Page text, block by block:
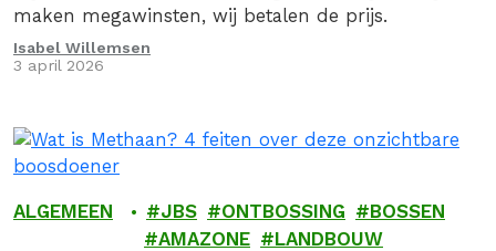
maken megawinsten, wij betalen de prijs.
Isabel Willemsen
3 april 2026
ALGEMEEN JBS ONTBOSSING
BOSSEN
AMAZONE
LANDBOUW